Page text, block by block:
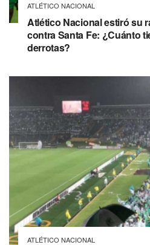
ATLÉTICO NACIONAL
Atlético Nacional estiró su
contra Santa Fe: ¿Cuánto
derrotas?
ATLÉTICO NACIONAL